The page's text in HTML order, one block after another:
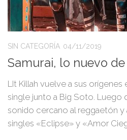
SIN CATEGORÍA 04/11/2019
Samurai, lo nuevo
LIt Killah vuelve a sus orígenes
single junto a Big Soto. Luego
sonido cercano al reggaetón y
singles «Eclipse» y «Amor